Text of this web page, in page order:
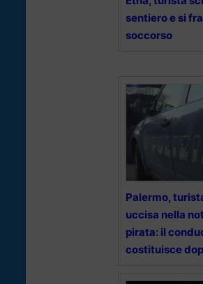
sentiero e si
soccorso
Palermo,
uccisa nella
pirata: il
costituisce